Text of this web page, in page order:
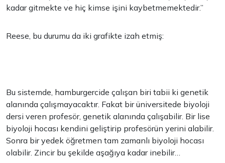
kadar gitmekte ve hiç kimse işini kaybetmemektedir.”
Reese, bu durumu da iki grafikte izah etmiş:
Bu sistemde, hamburgercide çalışan biri tabii ki genetik
alanında çalışmayacaktır. Fakat bir üniversitede biyoloji
dersi veren profesör, genetik alanında çalışabilir. Bir lise
biyoloji hocası kendini geliştirip profesörün yerini alabilir.
Sonra bir yedek öğretmen tam zamanlı biyoloji hocası
olabilir. Zincir bu şekilde aşağıya kadar inebilir…